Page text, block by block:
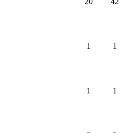
1 1
1 1